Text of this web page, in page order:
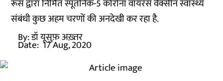
रूस द्वारा निर्मित स्पूतनिक-5 कोरोना वायरस वैक्सीन स्वास्थ्य
संबंधी कुछ अहम चरणों की अनदेखी कर रहा है.
By:डॉ यूसुफ़ अख़्तर
Date: 17 Aug, 2020